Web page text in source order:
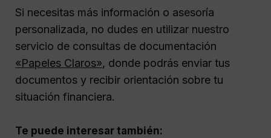
Si necesitas más información o asesoría
personalizada, no dudes en utilizar nuestro
servicio de consultas de documentación
«Papeles Claros», donde podrás enviar tus
documentos y recibir orientación sobre tu
situación financiera.
Te puede interesar también: